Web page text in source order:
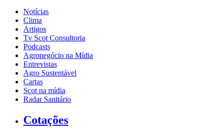
Notícias
Clima
Artigos
Tv Scot Consultoria
Podcasts
Agronegócio na Mídia
Entrevistas
Agro Sustentável
Cartas
Scot na mídia
Radar Sanitário
Cotações